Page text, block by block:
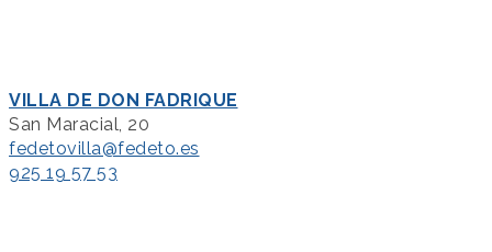
VILLA DE DON FADRIQUE
San Maracial, 20
fedetovilla@fedeto.es
925 19 57 53